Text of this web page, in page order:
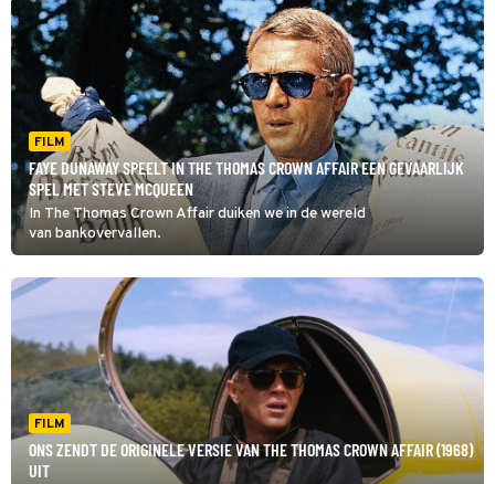
FILM
FAYE DUNAWAY SPEELT IN THE THOMAS CROWN AFFAIR EEN GEVAARLIJK
SPEL MET STEVE MCQUEEN
In The Thomas Crown Affair duiken we in de wereld
van bankovervallen.
FILM
ONS ZENDT DE ORIGINELE VERSIE VAN THE THOMAS CROWN AFFAIR (1968)
UIT